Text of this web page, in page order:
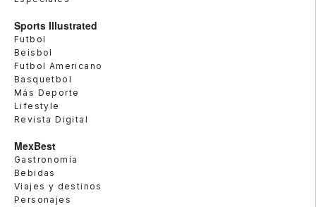
Sports Illustrated
Futbol
Beisbol
Futbol Americano
Basquetbol
Más Deporte
Lifestyle
Revista Digital
MexBest
Gastronomía
Bebidas
Viajes y destinos
Personajes